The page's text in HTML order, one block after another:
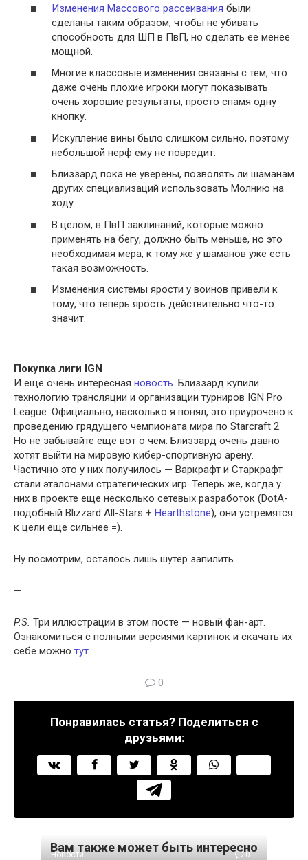
Изменения Массового рассеивания были
сделаны таким образом, чтобы не убивать
способность для ШП в ПвП, но сделать ее менее
мощной.
Многие классовые изменения связаны с тем, что
даже очень плохие игроки могут показывать
очень хорошие результаты, просто спамя одну
кнопку.
Искупление вины было слишком сильно, поэтому
небольшой нерф ему не повредит.
Близзард пока не уверены, позволять ли шаманам
других специализаций использовать Молнию на
ходу.
В целом, в ПвП заклинаний, которые можно
применять на бегу, должно быть меньше, но это
необходимая мера, к тому же у шаманов уже есть
такая возможность.
Изменения системы ярости у воинов привели к
тому, что теперь ярость действительно что-то
значит.
Покупка лиги IGN
И еще очень интересная новость. Близзард купили
технологию трансляции и организации турниров IGN Pro
League. Официально, насколько я понял, это приурочено к
проведению грядущего чемпионата мира по Starcraft 2.
Но не забывайте еще вот о чем: Близзард очень давно
хотят выйти на мировую кибер-спортивную арену.
Частично это у них получилось — Варкрафт и Старкрафт
стали эталонами стратегических игр. Теперь же, когда у
них в проекте еще несколько сетевых разработок (DotA-
подобный Blizzard All-Stars + Hearthstone), они устремятся
к цели еще сильнее =).
Ну посмотрим, осталось лишь шутер запилить.
—
P.S. Три иллюстрации в этом посте — новый фан-арт.
Ознакомиться с полными версиями картинок и скачать их
себе можно тут.
0
Понравилась статья? Поделиться с
друзьями:
Вам также может быть интересно
Новости 0